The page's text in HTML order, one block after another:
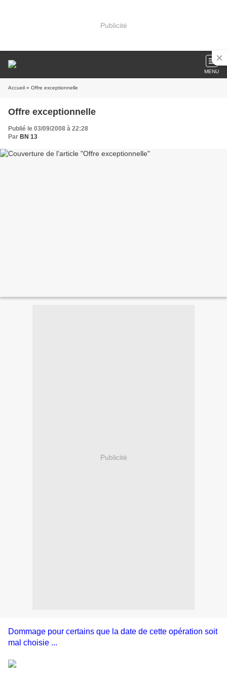
Publicité
MENU
Accueil » Offre exceptionnelle
Offre exceptionnelle
Publié le 03/09/2008 à 22:28
Par BN 13
Publicité
Dommage pour certains que la date de cette opération soit
mal choisie ...